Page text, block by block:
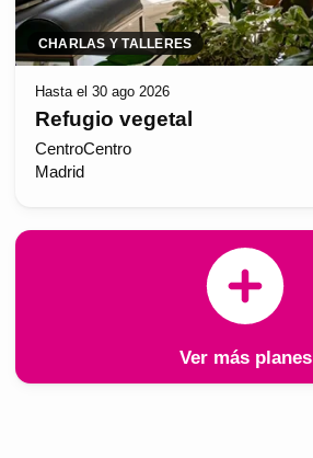
CHARLAS Y TALLERES
Hasta el 30 ago 2026
Refugio vegetal
CentroCentro
Madrid
Ver más planes